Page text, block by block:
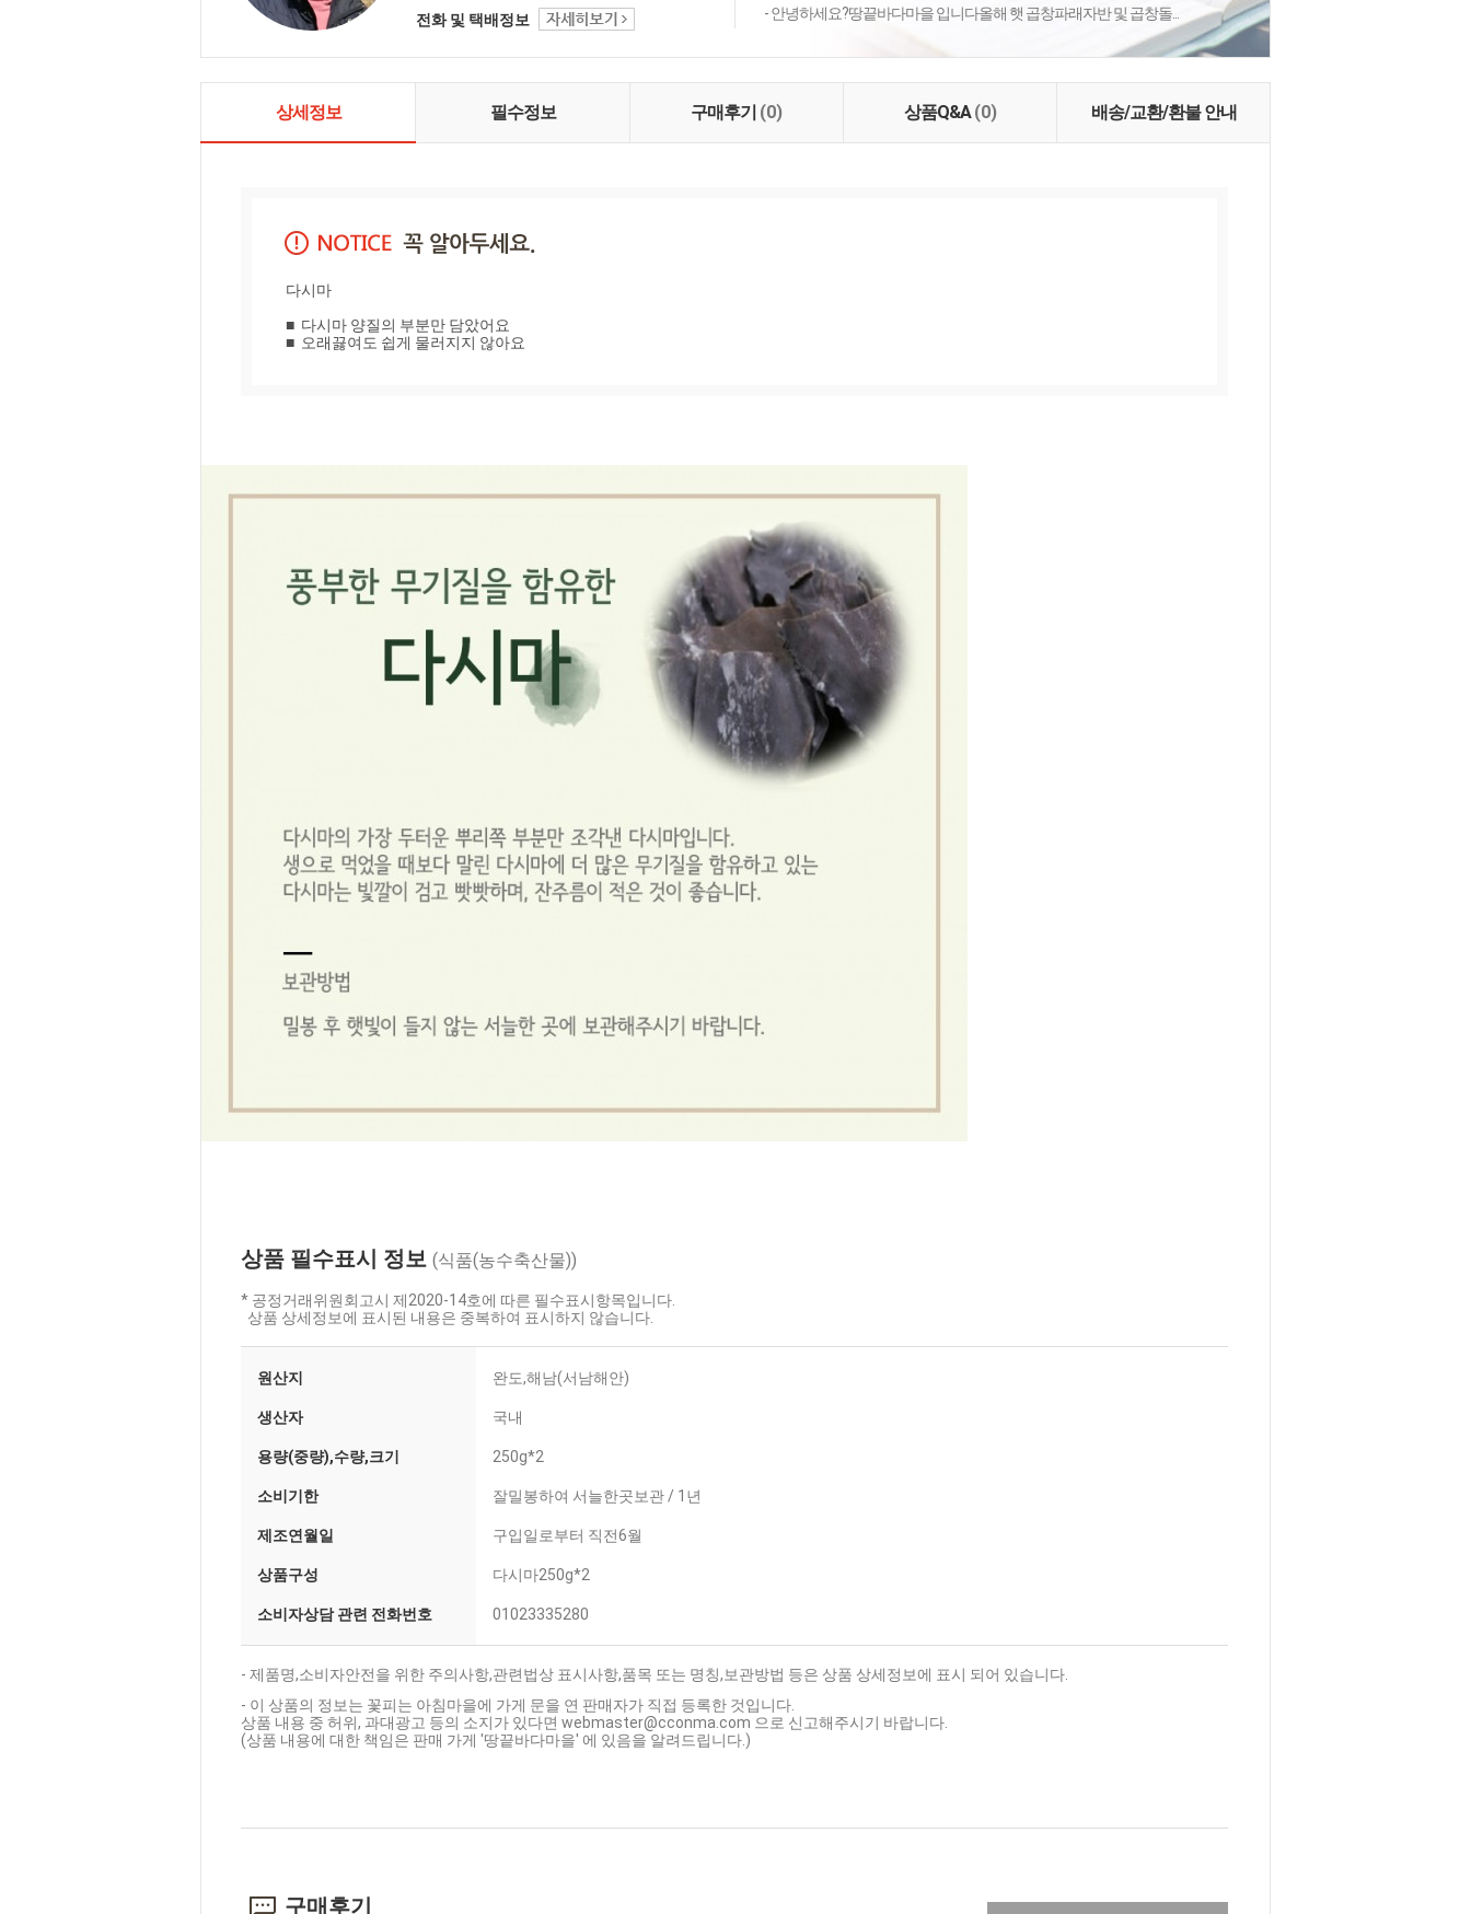
전화 및 택배정보
- 안녕하세요?땅끝바다마을 입니다올해 햇 곱창파래자반 및 곱창돌...
상세정보 필수정보 구매후기 (0) 상품Q&A(0) 배송/교환/환불 안내
다시마
■  다시마 양질의 부분만 담았어요
■  오래끓여도 쉽게 물러지지 않아요
상품 필수표시 정보 (식품(농수축산물))
* 공정거래위원회고시 제2020-14호에 따른 필수표시항목입니다.
상품 상세정보에 표시된 내용은 중복하여 표시하지 않습니다.
원산지 완도,해남(서남해안)
생산자 국내
용량(중량),수량,크기 250g*2
소비기한 잘밀봉하여 서늘한곳보관 / 1년
제조연월일 구입일로부터 직전6월
상품구성 다시마250g*2
소비자상담 관련 전화번호 01023335280
- 제품명,소비자안전을 위한 주의사항,관련법상 표시사항,품목 또는 명칭,보관방법 등은 상품 상세정보에 표시 되어 있습니다.
- 이 상품의 정보는 꽃피는 아침마을에 가게 문을 연 판매자가 직접 등록한 것입니다.
상품 내용 중 허위, 과대광고 등의 소지가 있다면 webmaster@cconma.com 으로 신고해주시기 바랍니다.
(상품 내용에 대한 책임은 판매 가게 '땅끝바다마을' 에 있음을 알려드립니다.)
구매후기